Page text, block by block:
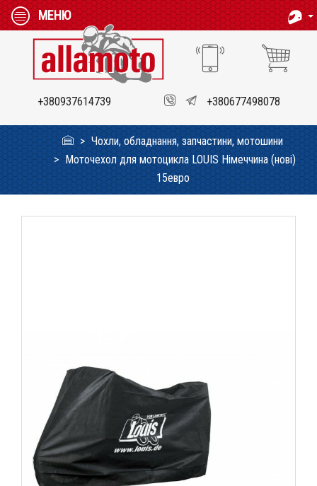
МЕНЮ
+380937614739 +380677498078
Чохли, обладнання, запчастини, мотошини
Моточехол для мотоцикла LOUIS Німеччина (нові)
15евро